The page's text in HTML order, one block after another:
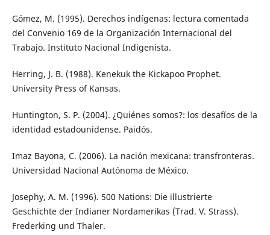
Gómez, M. (1995). Derechos indígenas: lectura comentada
del Convenio 169 de la Organización Internacional del
Trabajo. Instituto Nacional Indigenista.
Herring, J. B. (1988). Kenekuk the Kickapoo Prophet.
University Press of Kansas.
Huntington, S. P. (2004). ¿Quiénes somos?: los desafíos de la
identidad estadounidense. Paidós.
Imaz Bayona, C. (2006). La nación mexicana: transfronteras.
Universidad Nacional Autónoma de México.
Josephy, A. M. (1996). 500 Nations: Die illustrierte
Geschichte der Indianer Nordamerikas (Trad. V. Strass).
Frederking und Thaler.